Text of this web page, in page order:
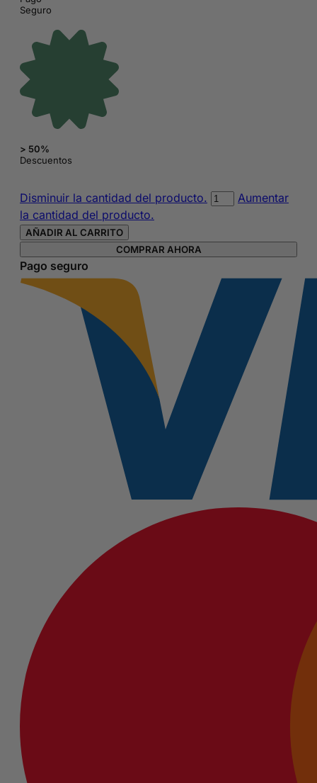
Seguro
> 50%
Descuentos
Disminuir la cantidad del producto. Estuche
cantidad
Aumentar
la cantidad del producto.
AÑADIR AL CARRITO
COMPRAR AHORA
Pago seguro